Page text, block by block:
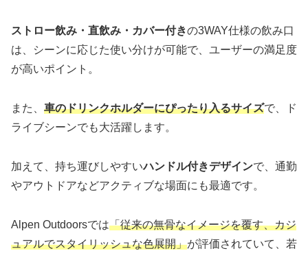
ストロー飲み・直飲み・カバー付きの3WAY仕様の飲み口
は、シーンに応じた使い分けが可能で、ユーザーの満足度
が高いポイント。
また、 車のドリンクホルダーにぴったり入るサイズで、ド
ライブシーンでも大活躍します。
加えて、持ち運びしやすいハンドル付きデザインで、通勤
やアウトドアなどアクティブな場面にも最適です。
Alpen Outdoorsでは「従来の無骨なイメージを覆す、カジ
ュアルでスタイリッシュな色展開」が評価されていて、若